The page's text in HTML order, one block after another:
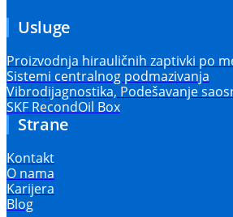
Usluge
Proizvodnja hirauličnih zaptivki po
Sistemi centralnog podmazivanja
Vibrodijagnostika, Podešavanje
SKF RecondOil Box
Strane
Kontakt
O nama
Karijera
Blog